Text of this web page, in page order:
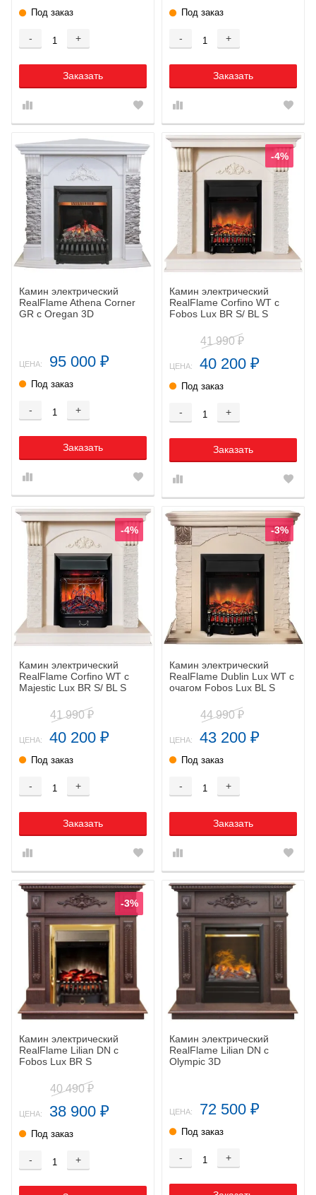
Под заказ
- +
Заказать
Под заказ
- +
Заказать
Камин электрический
RealFlame Athena Corner
GR с Oregan 3D
ЦЕНА: 95 000 ₽
Под заказ
- +
Заказать
-4%
Камин электрический
RealFlame Corfino WT с
Fobos Lux BR S/ BL S
41 990 ₽
ЦЕНА: 40 200 ₽
Под заказ
- +
Заказать
-4%
Камин электрический
RealFlame Corfino WT с
Majestic Lux BR S/ BL S
41 990 ₽
ЦЕНА: 40 200 ₽
Под заказ
- +
Заказать
-3%
Камин электрический
RealFlame Dublin Lux WT с
очагом Fobos Lux BL S
44 990 ₽
ЦЕНА: 43 200 ₽
Под заказ
- +
Заказать
-3%
Камин электрический
RealFlame Lilian DN с
Fobos Lux BR S
40 490 ₽
ЦЕНА: 38 900 ₽
Под заказ
- +
Камин электрический
RealFlame Lilian DN с
Olympic 3D
ЦЕНА: 72 500 ₽
Под заказ
- +